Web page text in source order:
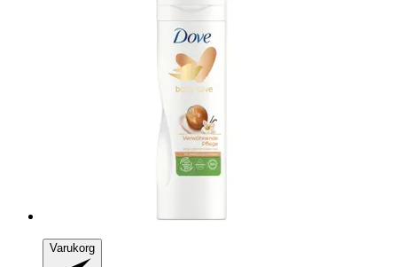
Varukorg